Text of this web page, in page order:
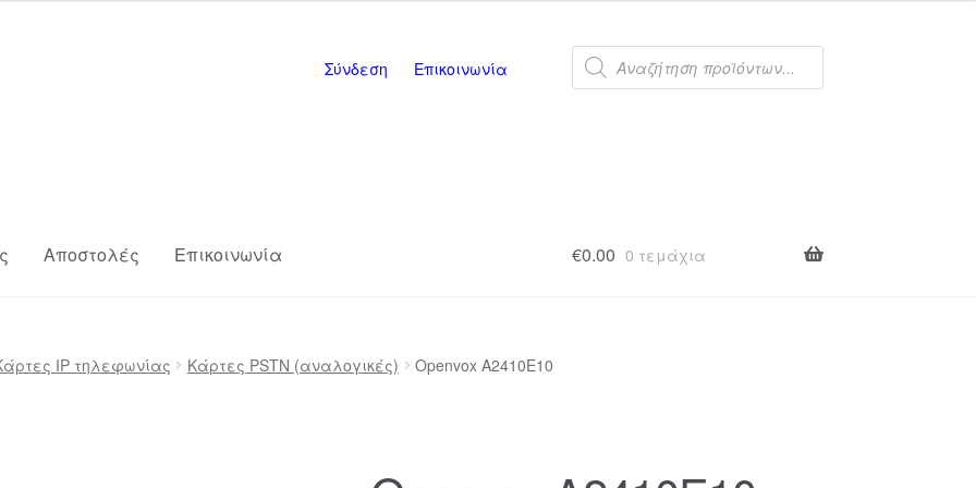
Σύνδεση Επικοινωνία
Products
search
Αποστολές Επικοινωνία
Πληρωμές Σύνδεση
€0.00 0 τεμάχια
IP τηλεφωνίας Κάρτες PSTN (αναλογικές) Openvox A2410E10